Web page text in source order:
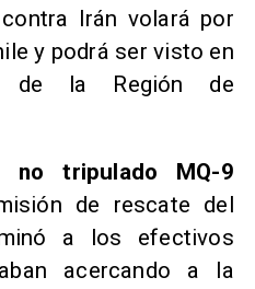
Irán volará por
y podrá ser visto en
de la Región de
no tripulado MQ-9
de rescate del
a los efectivos
acercando a la